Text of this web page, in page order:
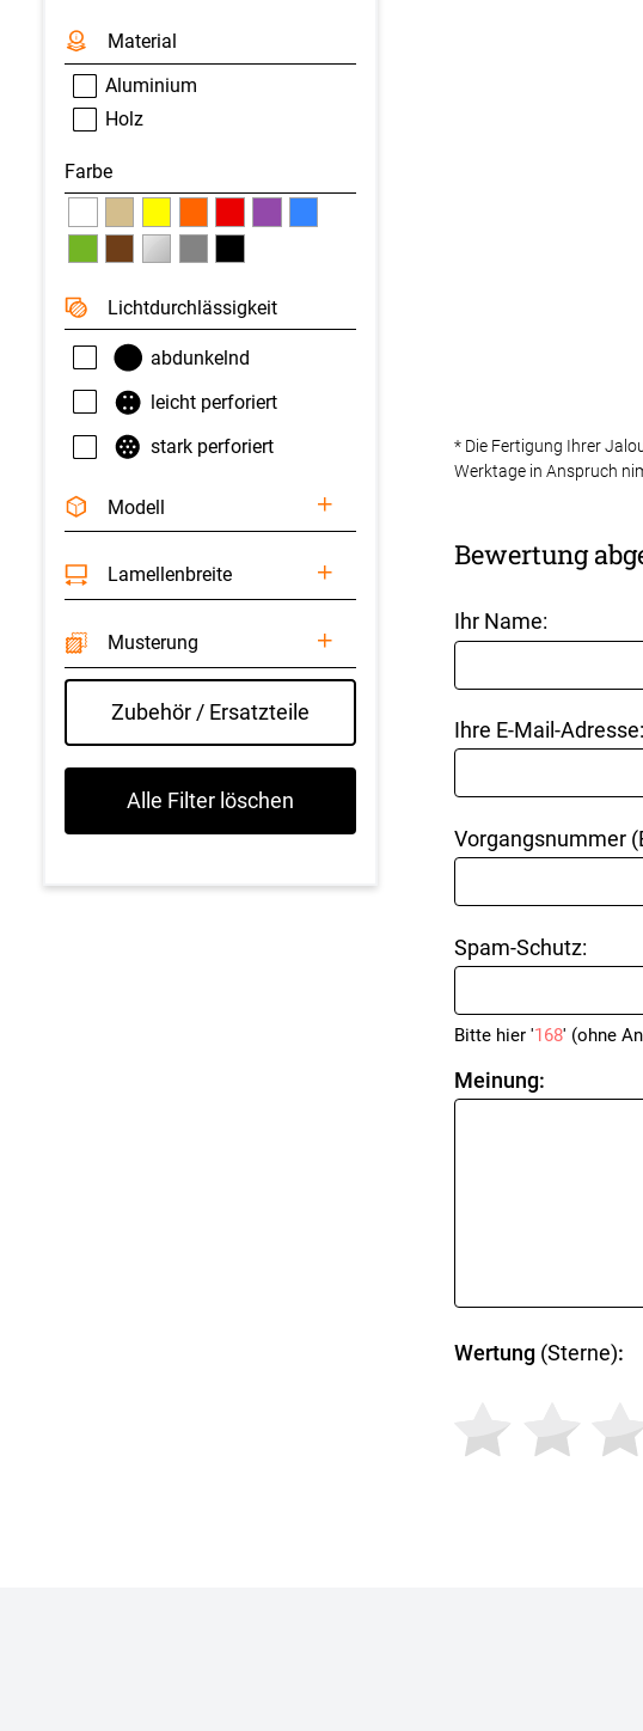
Material
Aluminium
Holz
Farbe
Licht­durchlässigkeit
abdunkelnd
leicht perforiert
stark perforiert
Modell
Lamellenbreite
Musterung
Zubehör / Ersatzteile
Alle Filter löschen
* Die Fertigung Ihrer
Werktage in Anspruch
Bewertung
Ihr Name:
Ihre E-Mail-Adresse:
Vorgangsnummer
Spam-Schutz:
Bitte hier '168' (ohne
Meinung:
Wertung(Sterne):